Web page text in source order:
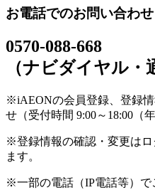
お電話でのお問い合わせ
0570-088-668
（ナビダイヤル・
※iAEONの会員登録、登録
せ（受付時間 9:00～18:00（
※登録情報の確認・変更はロ
ます。
※一部の電話（IP電話等）で